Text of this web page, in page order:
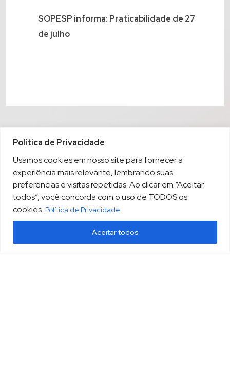
Política de Privacidade
Usamos cookies em nosso site para fornecer a
experiência mais relevante, lembrando suas
preferências e visitas repetidas. Ao clicar em “Aceitar
todos”, você concorda com o uso de TODOS os
cookies. Política de Privacidade
Aceitar todos
SOPESP informa: Praticabilidade de 27
de julho